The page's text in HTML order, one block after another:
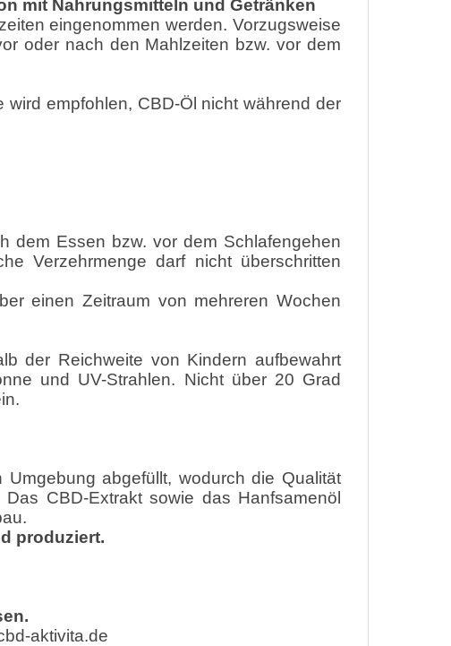
mit Nahrungsmitteln und Getränken
eingenommen werden. Vorzugsweise
oder nach den Mahlzeiten bzw. vor dem
empfohlen, CBD-Öl nicht während der
dem Essen bzw. vor dem Schlafengehen
Verzehrmenge darf nicht überschritten
einen Zeitraum von mehreren Wochen
der Reichweite von Kindern aufbewahrt
und UV-Strahlen. Nicht über 20 Grad
abgefüllt, wodurch die Qualität
CBD-Extrakt sowie das Hanfsamenöl
produziert.
aktivita.de